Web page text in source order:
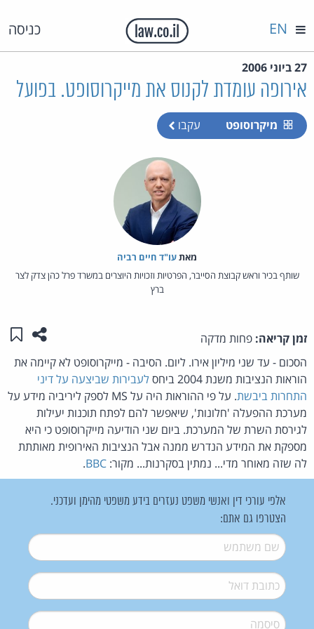
כניסה EN
27 ביוני 2006
אירופה עומדת לקנוס את מייקרוסופט. בפועל
מיקרוסופט עקבו
מאת‏עו"ד חיים רביה
שותף בכיר וראש קבוצת הסייבר, הפרטיות וזכויות היוצרים במשרד פרל כהן צדק לצר
ברץ
זמן קריאה: פחות מדקה שתפו
הסכום - עד שני מיליון אירו. ליום. הסיבה - מייקרוסופט לא קיימה את
הוראות הנציבות משנת 2004 ביחס
לעבירות שביצעה על דיני
התחרות ביבשת
. על פי ההוראות היה על MS לספק ליריביה מידע על
מערכת ההפעלה 'חלונות', שיאפשר להם לפתח תוכנות יעילות
לגירסת השרת של המערכת. ביום שני הודיעה מייקרוסופט כי היא
מספקת את המידע הנדרש ממנה אבל הנציבות האירופית מאותתת
לה שזה מאוחר מדי... נמתין בסקרנות... מקור: BBC
.
אלפי עורכי דין ואנשי משפט נעזרים בידע משפטי מהימן ועדכני.
הצטרפו גם אתם:
שם משתמש*
דואל*
סיסמה*